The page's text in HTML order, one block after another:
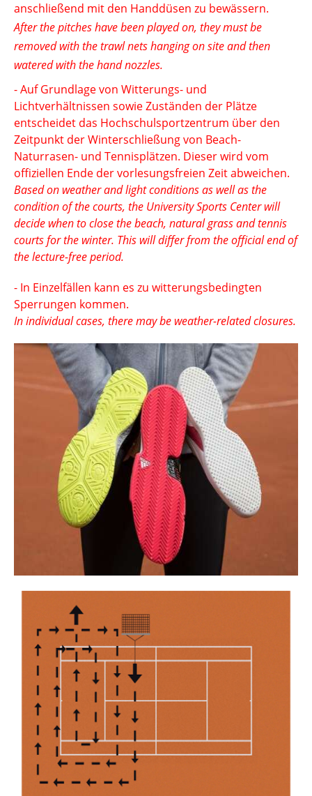
anschließend mit den Handdüsen zu bewässern.
After the pitches have been played on, they must be
removed with the trawl nets hanging on site and then
watered with the hand nozzles.
- Auf Grundlage von Witterungs- und
Lichtverhältnissen sowie Zuständen der Plätze
entscheidet das Hochschulsportzentrum über den
Zeitpunkt der Winterschließung von Beach-
Naturrasen- und Tennisplätzen. Dieser wird vom
offiziellen Ende der vorlesungsfreien Zeit abweichen.
Based on weather and light conditions as well as the
condition of the courts, the University Sports Center will
decide when to close the beach, natural grass and tennis
courts for the winter. This will differ from the official end of
the lecture-free period.
- In Einzelfällen kann es zu witterungsbedingten
Sperrungen kommen.
In individual cases, there may be weather-related closures.